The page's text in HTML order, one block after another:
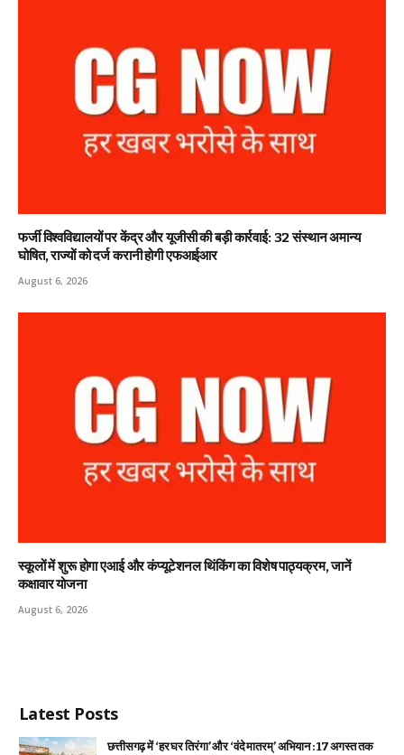
फर्जी विश्वविद्यालयों पर केंद्र और यूजीसी की बड़ी कार्रवाई: 32 संस्थान अमान्य
घोषित, राज्यों को दर्ज करानी होगी एफआईआर
August 6, 2026
स्कूलों में शुरू होगा एआई और कंप्यूटेशनल थिंकिंग का विशेष पाठ्यक्रम, जानें
कक्षावार योजना
August 6, 2026
Latest Posts
छत्तीसगढ़ में ‘हर घर तिरंगा’ और ‘वंदे मातरम्’ अभियान : 17 अगस्त तक